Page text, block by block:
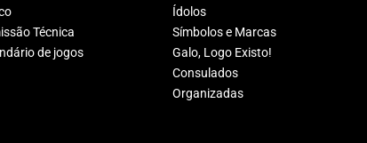
Técnica
de jogos
Ídolos
Símbolos e Marcas
Galo, Logo Existo!
Consulados
Organizadas